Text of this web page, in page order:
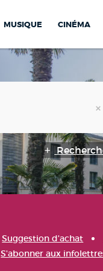
MUSIQUE CINÉMA
Suggestion d'achat
S'abonner aux